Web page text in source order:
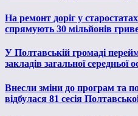
На ремонт доріг у
спрямують 30 мільйонів
У Полтавській громаді
закладів загальної середньої
Внесли зміни до програм та
відбулася 81 сесія